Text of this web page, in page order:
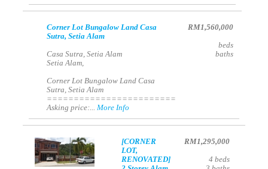
Corner Lot Bungalow Land Casa
Sutra, Setia Alam
Casa Sutra, Setia Alam
Setia Alam,
Corner Lot Bungalow Land Casa
Sutra, Setia Alam
========================
Asking price:...More Info
RM1,560,000
beds
baths
[CORNER
LOT,
RENOVATED]
RM1,295,000
4 beds